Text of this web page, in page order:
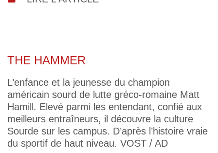
THE HAMMER
L’enfance et la jeunesse du champion
américain sourd de lutte gréco-romaine Matt
Hamill. Elevé parmi les entendant, confié aux
meilleurs entraîneurs, il découvre la culture
Sourde sur les campus. D’après l’histoire vraie
du sportif de haut niveau. VOST / AD